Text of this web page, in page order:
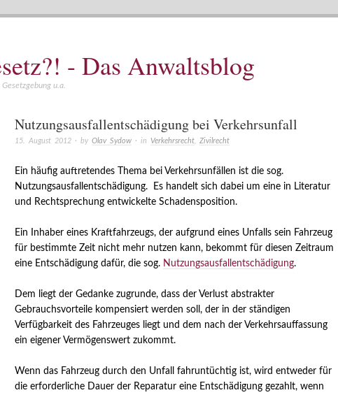
- Das Anwaltsblog
u.a.
Nutzungsausfallentschädigung bei Verkehrsunfall
15. August 2012· by Olav Sydow· in Verkehrsrecht, Zivilrecht
Ein häufig auftretendes Thema bei Verkehrsunfällen ist die sog.
Nutzungsausfallentschädigung. Es handelt sich dabei um eine in Literatur
und Rechtsprechung entwickelte Schadensposition.
Ein Inhaber eines Kraftfahrzeugs, der aufgrund eines Unfalls sein Fahrzeug
für bestimmte Zeit nicht mehr nutzen kann, bekommt für diesen Zeitraum
eine Entschädigung dafür, die sog. Nutzungsausfallentschädigung.
Dem liegt der Gedanke zugrunde, dass der Verlust abstrakter
Gebrauchsvorteile kompensiert werden soll, der in der ständigen
Verfügbarkeit des Fahrzeuges liegt und dem nach der Verkehrsauffassung
ein eigener Vermögenswert zukommt.
Wenn das Fahrzeug durch den Unfall fahruntüchtig ist, wird entweder für
die erforderliche Dauer der Reparatur eine Entschädigung gezahlt, wenn